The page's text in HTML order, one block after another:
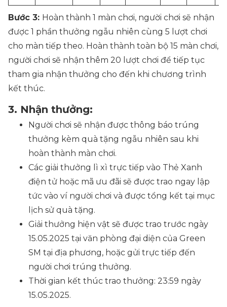
Bước 3: Hoàn thành 1 màn chơi, người chơi sẽ nhận
được 1 phần thưởng ngẫu nhiên cùng 5 lượt chơi
cho màn tiếp theo. Hoàn thành toàn bộ 15 màn chơi,
người chơi sẽ nhận thêm 20 lượt chơi để tiếp tục
tham gia nhận thưởng cho đến khi chương trình
kết thúc.
3. Nhận thưởng:
Người chơi sẽ nhận được thông báo trúng
thưởng kèm quà tặng ngẫu nhiên sau khi
hoàn thành màn chơi.
Các giải thưởng lì xì trực tiếp vào Thẻ Xanh
điện tử hoặc mã ưu đãi sẽ được trao ngay lập
tức vào ví người chơi và được tổng kết tại mục
lịch sử quà tặng.
Giải thưởng hiện vật sẽ được trao trước ngày
15.05.2025 tại văn phòng đại diện của Green
SM tại địa phương, hoặc gửi trực tiếp đến
người chơi trúng thưởng.
Thời gian kết thúc trao thưởng: 23:59 ngày
15.05.2025.